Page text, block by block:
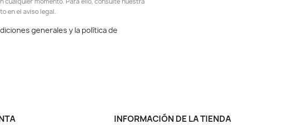
en el aviso legal.
generales y la política de
INFORMACIÓN DE LA TIENDA